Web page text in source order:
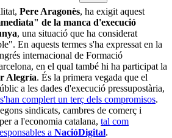
Pere Aragonès, ha exigit aquest
de la manca d'execució
, una situació que ha considerat
En aquests termes s'ha expressat en la
internacional de Formació
en el qual també hi ha participat la
Alegría. És la primera vegada que el
a les dades d'execució pressupostària,
complert un terç dels compromisos.
sindicats, cambres de comerç i
a l'economia catalana, tal com
a NacióDigital.